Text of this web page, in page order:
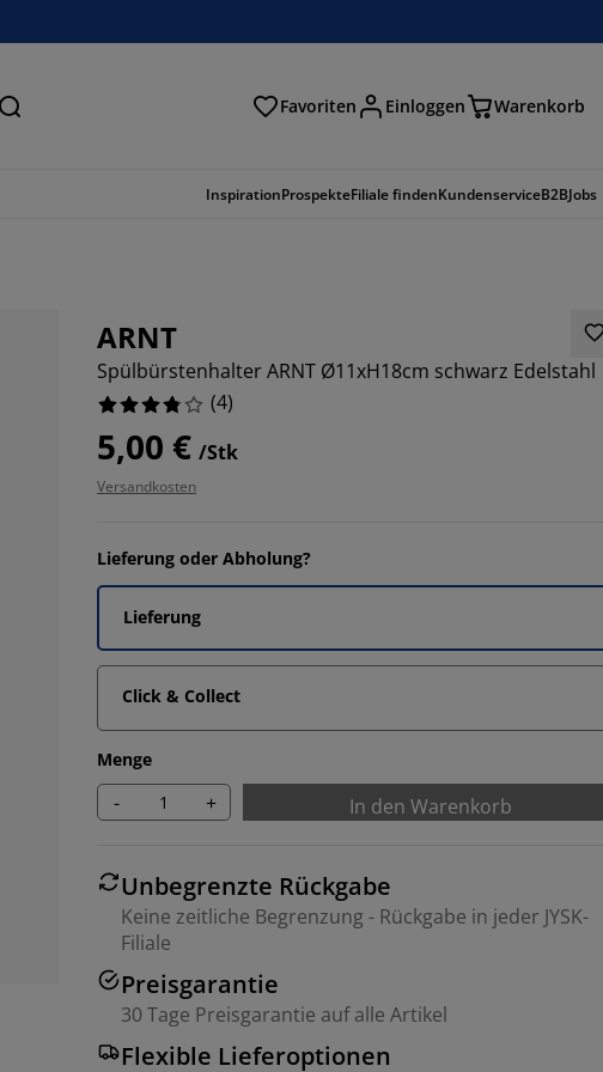
Suchen Favoriten Einloggen Warenkorb
InspirationProspekteFiliale findenKundenserviceB2BJobs
ARNT
Spülbürstenhalter ARNT Ø11xH18cm schwarz Edelstahl
(4)
5,00 € /Stk
Versandkosten
Lieferung oder Abholung?
Lieferung
Click & Collect
Menge
- + In den Warenkorb
Unbegrenzte Rückgabe
Keine zeitliche Begrenzung - Rückgabe in jeder JYSK-
Filiale
Preisgarantie
30 Tage Preisgarantie auf alle Artikel
Flexible Lieferoptionen